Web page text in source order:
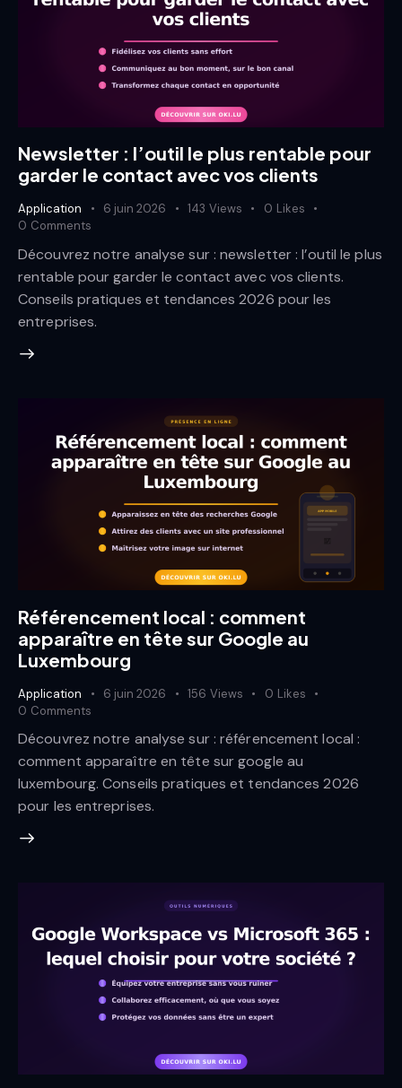
Newsletter : l’outil le plus rentable pour
garder le contact avec vos clients
Application 6 juin 2026 143 Views 0 Likes
0 Comments
Découvrez notre analyse sur : newsletter : l’outil le plus
rentable pour garder le contact avec vos clients.
Conseils pratiques et tendances 2026 pour les
entreprises.
Référencement local : comment
apparaître en tête sur Google au
Luxembourg
Application 6 juin 2026 156 Views 0 Likes
0 Comments
Découvrez notre analyse sur : référencement local :
comment apparaître en tête sur google au
luxembourg. Conseils pratiques et tendances 2026
pour les entreprises.